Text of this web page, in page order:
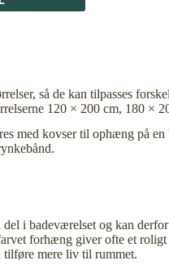
så de kan tilpasses
120 × 200 cm, 180 ×
med kovser til ophæng på en
i badeværelset og kan
forhæng giver ofte et
tilføre mere liv til rummet.